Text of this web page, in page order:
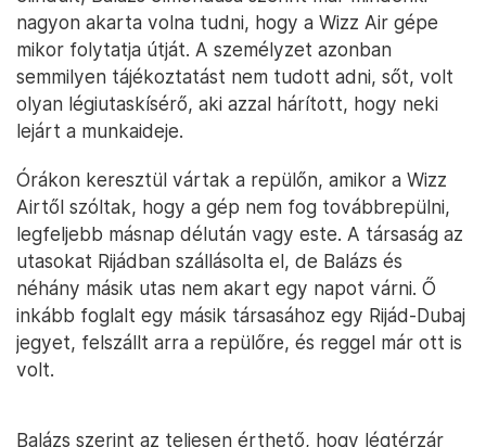
nagyon akarta volna tudni, hogy a Wizz Air gépe
mikor folytatja útját. A személyzet azonban
semmilyen tájékoztatást nem tudott adni, sőt, volt
olyan légiutaskísérő, aki azzal hárított, hogy neki
lejárt a munkaideje.
Órákon keresztül vártak a repülőn, amikor a Wizz
Airtől szóltak, hogy a gép nem fog továbbrepülni,
legfeljebb másnap délután vagy este. A társaság az
utasokat Rijádban szállásolta el, de Balázs és
néhány másik utas nem akart egy napot várni. Ő
inkább foglalt egy másik társasához egy Rijád-Dubaj
jegyet, felszállt arra a repülőre, és reggel már ott is
volt.
Balázs szerint az teljesen érthető, hogy légtérzár